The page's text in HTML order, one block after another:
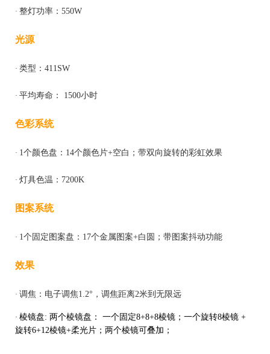
· 整灯功率： 550W
光源
· 类型： 411SW
· 平均寿命： 1500小时
色彩系统
· 1个颜色盘：14个颜色片+空白；带双向旋转的彩虹效果
· 灯具色温： 7200K
图案系统
· 1个固定图案盘：17个金属图案+白圆；带图案抖动功能
效果
· 调焦：电子调焦1.2°，调焦距离2米到无限远
· 棱镜盘: 两个棱镜盘： 一个固定8+8+8棱镜；一个旋转8棱镜 +
旋转6+12棱镜+柔光片；两个棱镜可叠加；